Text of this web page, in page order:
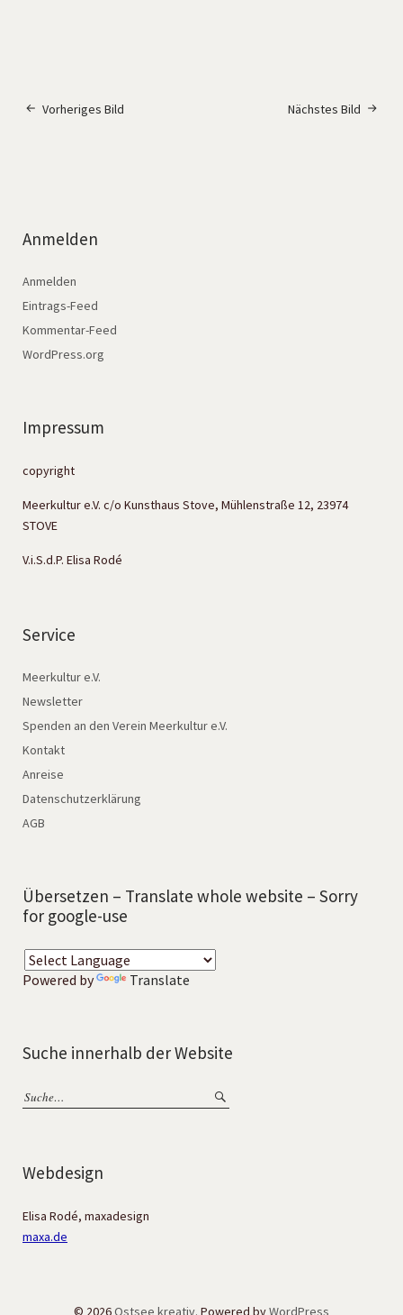
Nächstes Bild
Vorheriges Bild
Anmelden
Anmelden
Eintrags-Feed
Kommentar-Feed
WordPress.org
Impressum
copyright
Meerkultur e.V. c/o Kunsthaus Stove, Mühlenstraße 12, 23974
STOVE
V.i.S.d.P. Elisa Rodé
Service
Meerkultur e.V.
Newsletter
Spenden an den Verein Meerkultur e.V.
Kontakt
Anreise
Datenschutzerklärung
AGB
Übersetzen – Translate whole website – Sorry
for google-use
Powered by Translate
Suche innerhalb der Website
Webdesign
Elisa Rodé, maxadesign
maxa.de
© 2026Ostsee kreativ. Powered byWordPress